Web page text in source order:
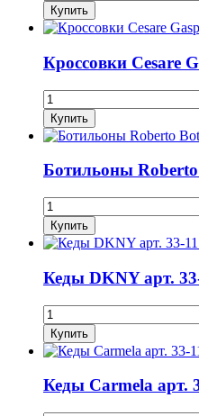
Кроссовки Cesare
Ботильоны Roberto
Кеды DKNY арт.
Кеды Carmela арт.